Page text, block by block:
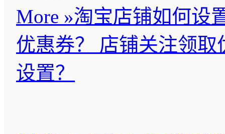
More »淘宝店铺如何设
优惠券？ 店铺关注领取
设置？